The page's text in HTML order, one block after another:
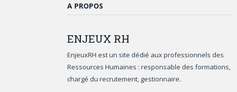
A PROPOS
ENJEUX RH
EnjeuxRH est un site dédié aux professionnels des
Ressources Humaines : responsable des formations,
chargé du recrutement, gestionnaire.